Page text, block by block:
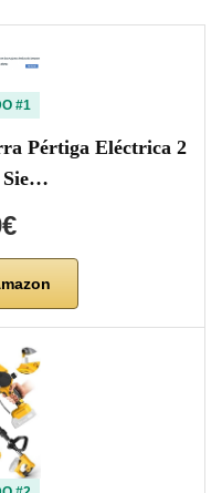
#1
Pértiga Eléctrica 2
Sie…